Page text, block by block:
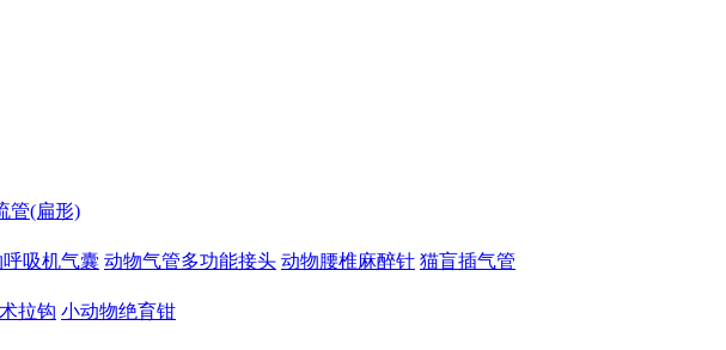
管(扁形)
吸机气囊 动物气管多功能接头 动物腰椎麻醉针 猫盲插气管
拉钩 小动物绝育钳